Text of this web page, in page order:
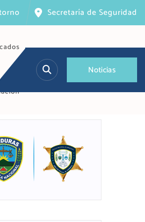
Secretaría de Seguridad
Noticias